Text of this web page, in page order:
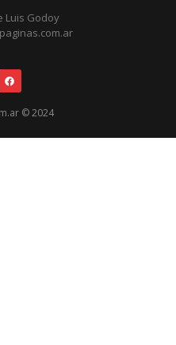
Luis Godoy
© 2024